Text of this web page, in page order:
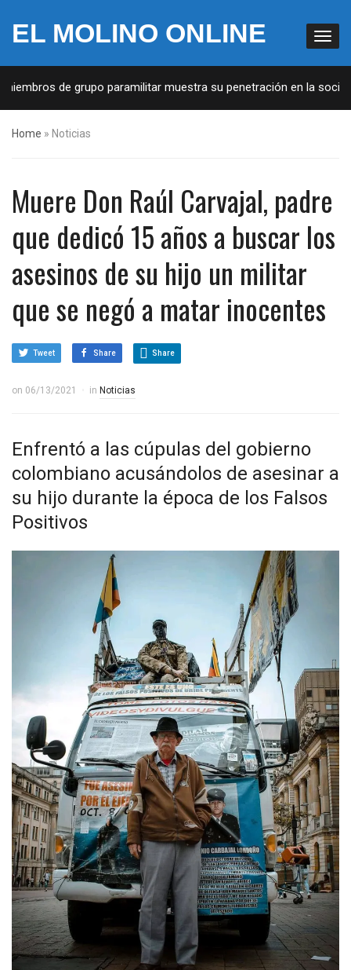
EL MOLINO ONLINE
de grupo paramilitar muestra su penetración en la sociedad
Home » Noticias
Muere Don Raúl Carvajal, padre
que dedicó 15 años a buscar los
asesinos de su hijo un militar
que se negó a matar inocentes
Tweet Share Share
on 06/13/2021 in Noticias
Enfrentó a las cúpulas del gobierno
colombiano acusándolos de asesinar a
su hijo durante la época de los Falsos
Positivos